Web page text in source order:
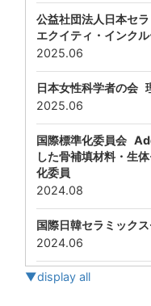
公益社団法人日本セ
エクイティ・インク
2025.06
日本女性科学者の会
2025.06
国際標準化委員会
した骨補填材料・生
化委員
2024.08
国際日韓セラミック
2024.06
▼display all